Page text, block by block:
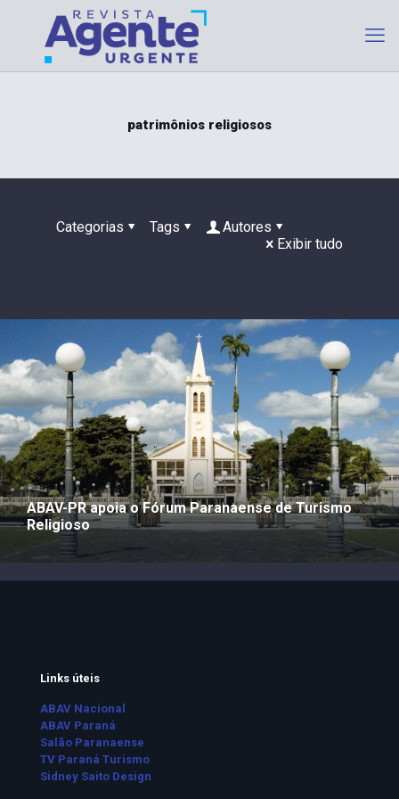
patrimônios religiosos
Categorias Tags
Autores
Exibir tudo
ABAV-PR apoia o Fórum Paranaense de Turismo
Religioso
Links úteis
ABAV Nacional
ABAV Paraná
Salão Paranaense
TV Paraná Turismo
Sidney Saito Design